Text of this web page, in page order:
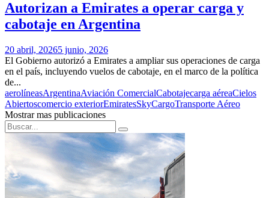
Autorizan a Emirates a operar carga y
cabotaje en Argentina
20 abril, 20265 junio, 2026
El Gobierno autorizó a Emirates a ampliar sus operaciones de carga
en el país, incluyendo vuelos de cabotaje, en el marco de la política
de...
aerolíneasArgentinaAviación ComercialCabotajecarga aéreaCielos
Abiertoscomercio exteriorEmiratesSkyCargoTransporte Aéreo
Mostrar mas publicaciones
Search
for:
Search